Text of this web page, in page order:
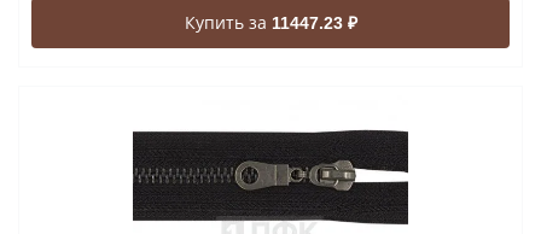
Купить за 11447.23 ₽